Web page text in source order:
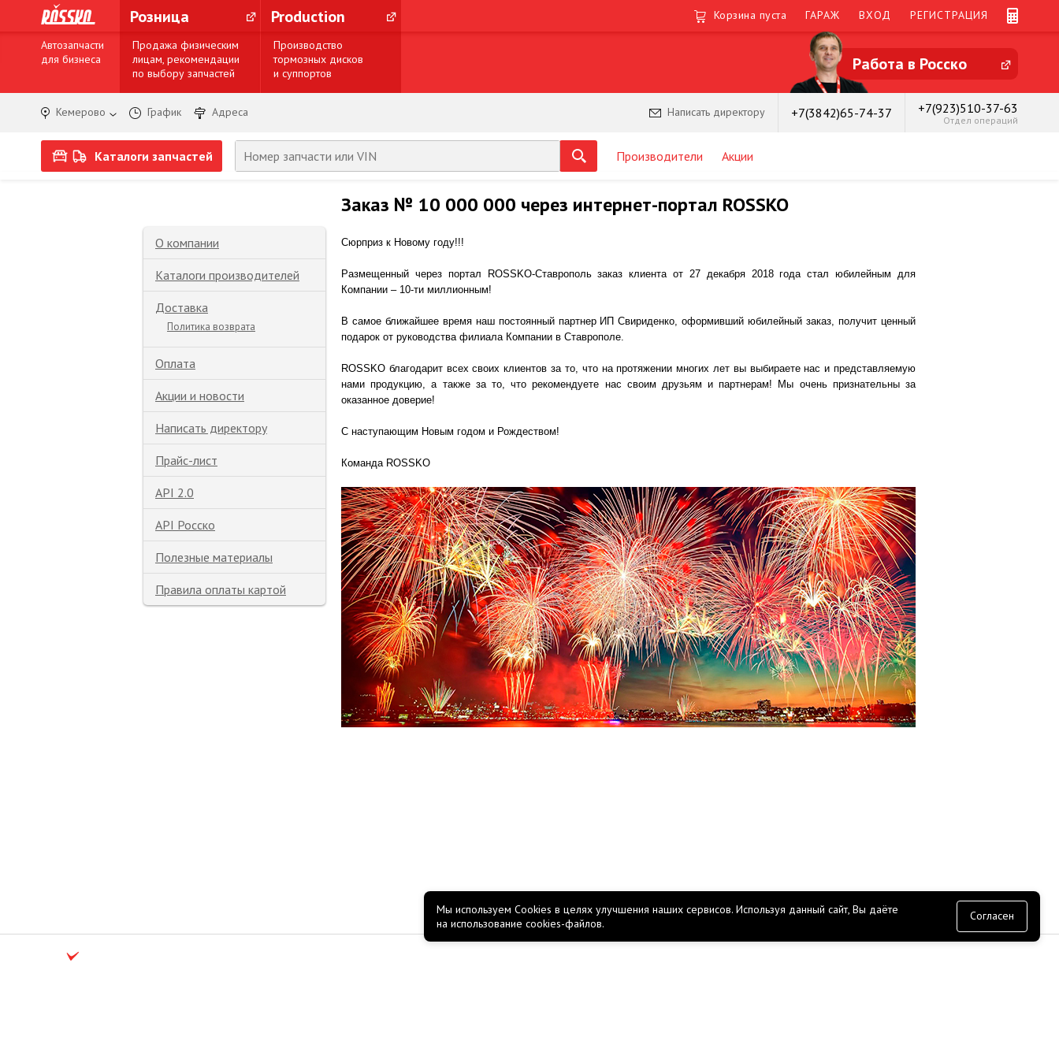
Мы используем Cookies в целях улучшения наших сервисов. Используя данный сайт, Вы даёте
на использование cookies-файлов.
Согласен
Розница Production Корзина пуста ГАРАЖ ВХОД РЕГИСТРАЦИЯ
Автозапчасти
для бизнеса
Продажа физическим
лицам, рекомендации
по выбору запчастей
Производство
тормозных дисков
и суппортов
Работа в Росско
Кемерово График Адреса Написать директору +7(3842)65-74-37 +7(923)510-37-63
Отдел операций
Каталоги запчастей Производители Акции
О компании
Каталоги производителей
Доставка
Политика возврата
Оплата
Акции и новости
Написать директору
Прайс-лист
API 2.0
API Росско
Полезные материалы
Правила оплаты картой
Заказ № 10 000 000 через интернет-портал ROSSKO
Сюрприз к Новому году!!!
Размещенный через портал ROSSKO-Ставрополь заказ клиента от 27 декабря 2018 года стал юбилейным для
Компании – 10-ти миллионным!
В самое ближайшее время наш постоянный партнер ИП Свириденко, оформивший юбилейный заказ, получит ценный
подарок от руководства филиала Компании в Ставрополе.
ROSSKO благодарит всех своих клиентов за то, что на протяжении многих лет вы выбираете нас и представляемую
нами продукцию, а также за то, что рекомендуете нас своим друзьям и партнерам! Мы очень признательны за
оказанное доверие!
С наступающим Новым годом и Рождеством!
Команда ROSSKO